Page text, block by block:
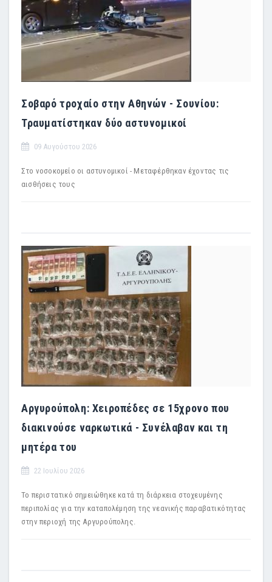
Σοβαρό τροχαίο στην Αθηνών - Σουνίου:
Τραυματίστηκαν δύο αστυνομικοί
09 Αυγούστου 2026
Στο νοσοκομείο οι αστυνομικοί - Μεταφέρθηκαν έχοντας τις
αισθήσεις τους
Αργυρούπολη: Χειροπέδες σε 15χρονο που
διακινούσε ναρκωτικά - Συνέλαβαν και τη
μητέρα του
22 Ιουλίου 2026
Το περιστατικό σημειώθηκε κατά τη διάρκεια στοχευμένης
περιπολίας για την καταπολέμηση της νεανικής παραβατικότητας
στην περιοχή της Αργυρούπολης.